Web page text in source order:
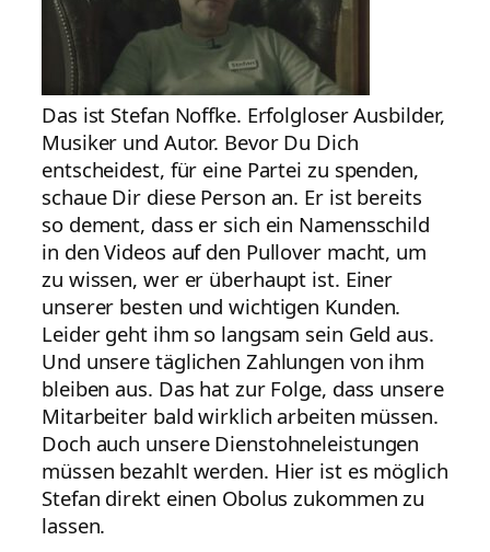
Das ist Stefan Noffke. Erfolgloser Ausbilder,
Musiker und Autor. Bevor Du Dich
entscheidest, für eine Partei zu spenden,
schaue Dir diese Person an. Er ist bereits
so dement, dass er sich ein Namensschild
in den Videos auf den Pullover macht, um
zu wissen, wer er überhaupt ist. Einer
unserer besten und wichtigen Kunden.
Leider geht ihm so langsam sein Geld aus.
Und unsere täglichen Zahlungen von ihm
bleiben aus. Das hat zur Folge, dass unsere
Mitarbeiter bald wirklich arbeiten müssen.
Doch auch unsere Dienstohneleistungen
müssen bezahlt werden. Hier ist es möglich
Stefan direkt einen Obolus zukommen zu
lassen.